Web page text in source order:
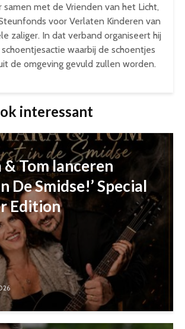
samen met de Vrienden van het Licht,
voor Verlaten Kinderen van
zaliger. In dat verband organiseert hij
waarbij de schoentjes
de omgeving gevuld zullen worden.
interessant
& Tom lanceren
De Smidse!’ Special
Edition